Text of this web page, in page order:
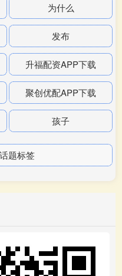
为什么
发布
升福配资APP下载
聚创优配APP下载
孩子
题标签